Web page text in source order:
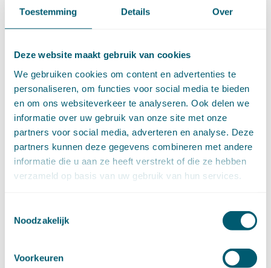
Toestemming Details Over
Deze website maakt gebruik van cookies
We gebruiken cookies om content en advertenties te
personaliseren, om functies voor social media te bieden
en om ons websiteverkeer te analyseren. Ook delen we
informatie over uw gebruik van onze site met onze
partners voor social media, adverteren en analyse. Deze
partners kunnen deze gegevens combineren met andere
informatie die u aan ze heeft verstrekt of die ze hebben
verzameld op basis van uw gebruik van hun services.
Noodzakelijk
Voorkeuren
november (9)
augustus (7)
juni (14)
mei (6)
april (11)
maart (14)
februari (11)
januari (15)
►
2020 (154)
december (6)
september (8)
juni (14)